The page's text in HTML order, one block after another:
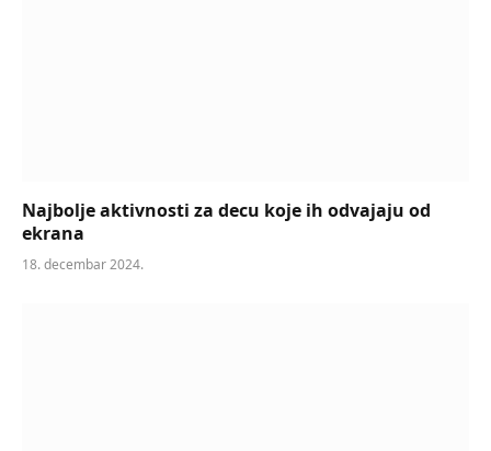
Najbolje aktivnosti za decu koje ih odvajaju od
ekrana
18. decembar 2024.